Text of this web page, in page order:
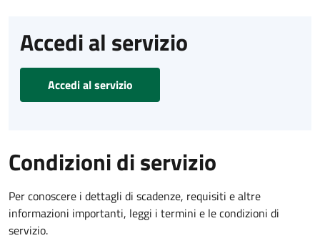
Accedi al servizio
Accedi al servizio
Condizioni di servizio
Per conoscere i dettagli di scadenze, requisiti e altre
informazioni importanti, leggi i termini e le condizioni di
servizio.